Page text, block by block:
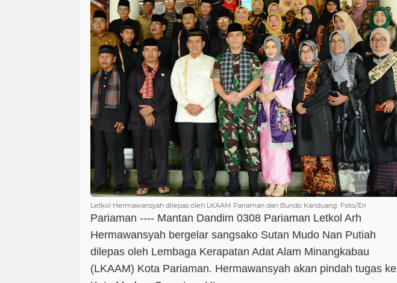
Letkol Hermawansyah dilepas oleh LKAAM Pariaman dan Bundo Kanduang. Foto/Eri
Pariaman ---- Mantan Dandim 0308 Pariaman Letkol Arh
Hermawansyah bergelar sangsako Sutan Mudo Nan Putiah
dilepas oleh Lembaga Kerapatan Adat Alam Minangkabau
(LKAAM) Kota Pariaman. Hermawansyah akan pindah tugas ke